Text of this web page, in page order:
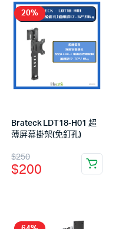
20%
Brateck LDT18-H01 超
薄屏幕掛架(免釘孔)
$250
$200